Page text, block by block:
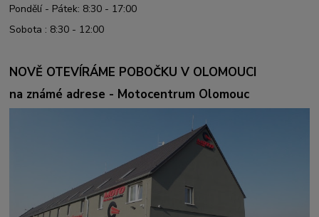
Pondělí - Pátek: 8:30 - 17:00
Sobota : 8:30 - 12:00
NOVĚ OTEVÍRÁME POBOČKU V OLOMOUCI
na známé adrese - Motocentrum Olomouc